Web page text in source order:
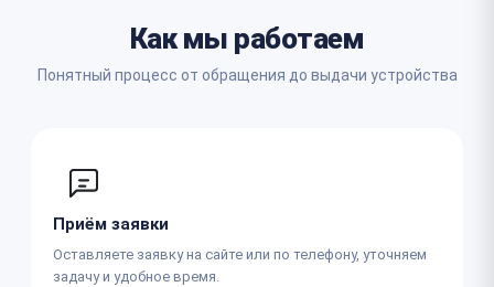
Как мы работаем
Понятный процесс от обращения до выдачи устройства
Приём заявки
Оставляете заявку на сайте или по телефону, уточняем
задачу и удобное время.